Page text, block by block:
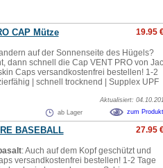
CAP Mütze
19.95
auf der Sonnenseite des Hügels?
dann schnell die Cap VENT PRO von
Caps versandkostenfrei bestellen! 1-2
| schnell trocknend | Supplex UPF
Aktualisiert:
ab Lager zum Produkt
BASEBALL
27.95
: Auch auf dem Kopf geschützt und
versandkostenfrei bestellen! 1-2 Tage